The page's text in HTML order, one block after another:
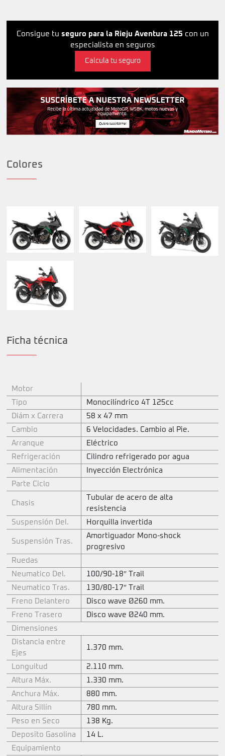
Consigue tu seguro para la Rieju Aventura 125 con un
especialista en seguros
Calcula tu seguro
Colores
Ficha técnica
Motor
Tipo
Monocilíndrico 4T 125cc
Diám x Carrera
58 x 47 mm
Cambio
6 Velocidades. Cambio al Pie.
Arranque
Eléctrico
Refrigeración
Cilindro refrigerado por agua
Alimentación
Inyección Electrónica
Parte Ciclo
Chasis
Tubular de acero de alta
resistencia
Suspensión Del.
Horquilla invertida
Suspensión Tras.
Amortiguador Mono-shock
progresivo
Ruedas
Neumatico Del.
100/90-18″ Trail
Neumatico Tras.
130/80-17″ Trail
Freno Delantero
Disco wave Ø260 mm.
Freno Trasero
Disco wave Ø240 mm.
Dimensiones
Distancia entre
Ejes
1.370 mm.
Longuitud
2.110 mm.
Altura Máx.
1.330 mm.
Anchura Máx.
880 mm.
Altura Sillín
780 mm.
Peso en Seco
138 Kg.
Deposito Gasolina
14 L.
Equipamiento